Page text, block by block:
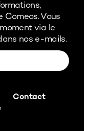
Vous
via le
nos e-mails.
Contact